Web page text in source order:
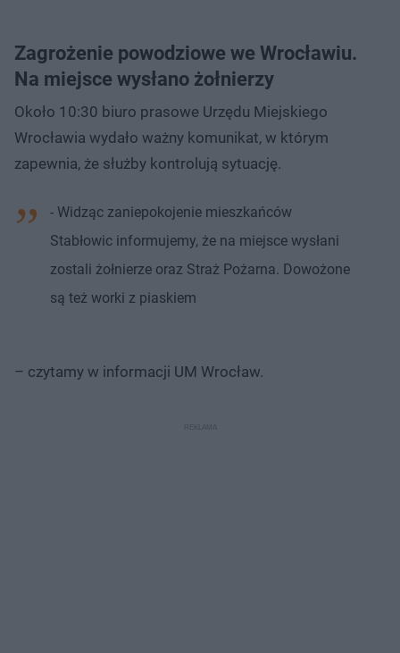
Zagrożenie powodziowe we Wrocławiu.
Na miejsce wysłano żołnierzy
Około 10:30 biuro prasowe Urzędu Miejskiego
Wrocławia wydało ważny komunikat, w którym
zapewnia, że służby kontrolują sytuację.
- Widząc zaniepokojenie mieszkańców
Stabłowic informujemy, że na miejsce wysłani
zostali żołnierze oraz Straż Pożarna. Dowożone
są też worki z piaskiem
– czytamy w informacji UM Wrocław.